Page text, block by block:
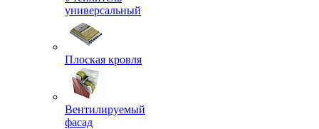
универсальный
Плоская кровля
Вентилируемый
фасад